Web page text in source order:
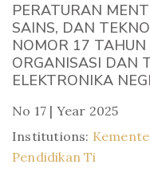
PERATURAN
SAINS, DAN
NOMOR 17
ORGANISASI DAN
ELEKTRONIKA
No 17 | Year 2025
Institutions:
Pendidikan Ti